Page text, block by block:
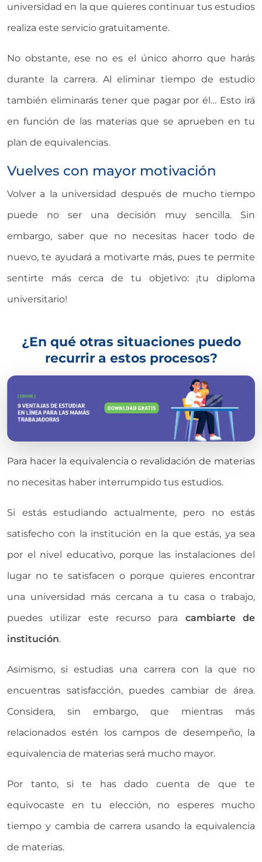
universidad en la que quieres continuar tus estudios
realiza este servicio gratuitamente.
No obstante, ese no es el único ahorro que harás
durante la carrera. Al eliminar tiempo de estudio
también eliminarás tener que pagar por él… Esto irá
en función de las materias que se aprueben en tu
plan de equivalencias.
Vuelves con mayor motivación
Volver a la universidad después de mucho tiempo
puede no ser una decisión muy sencilla. Sin
embargo, saber que no necesitas hacer todo de
nuevo, te ayudará a motivarte más, pues te permite
sentirte más cerca de tu objetivo: ¡tu diploma
universitario!
¿En qué otras situaciones puedo
recurrir a estos procesos?
Para hacer la equivalencia o revalidación de materias
no necesitas haber interrumpido tus estudios.
Si estás estudiando actualmente, pero no estás
satisfecho con la institución en la que estás, ya sea
por el nivel educativo, porque las instalaciones del
lugar no te satisfacen o porque quieres encontrar
una universidad más cercana a tu casa o trabajo,
puedes utilizar este recurso para cambiarte de
institución.
Asimismo, si estudias una carrera con la que no
encuentras satisfacción, puedes cambiar de área.
Considera, sin embargo, que mientras más
relacionados estén los campos de desempeño, la
equivalencia de materias será mucho mayor.
Por tanto, si te has dado cuenta de que te
equivocaste en tu elección, no esperes mucho
tiempo y cambia de carrera usando la equivalencia
de materias.